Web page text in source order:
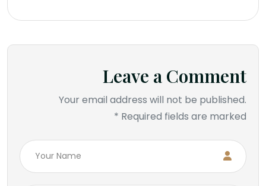
Leave a Comment
Your email address will not be published.
Required fields are marked *